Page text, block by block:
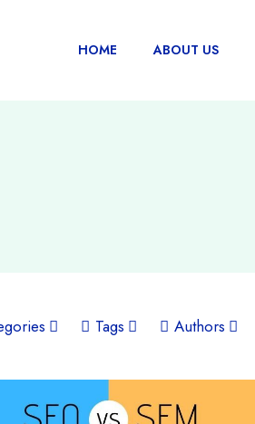
HOME ABOUT US
Tags Authors